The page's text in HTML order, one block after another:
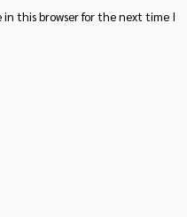
in this browser for the next time I